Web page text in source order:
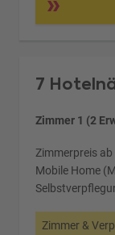
7
Zimmer 1 (2
Zimmerpreis ab
Mobile Home
Zimmer &